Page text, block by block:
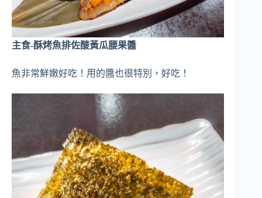
主食-酥烤魚排佐酸黃瓜腰果醬
魚非常鮮嫩好吃！用的醬也很特別，好吃！